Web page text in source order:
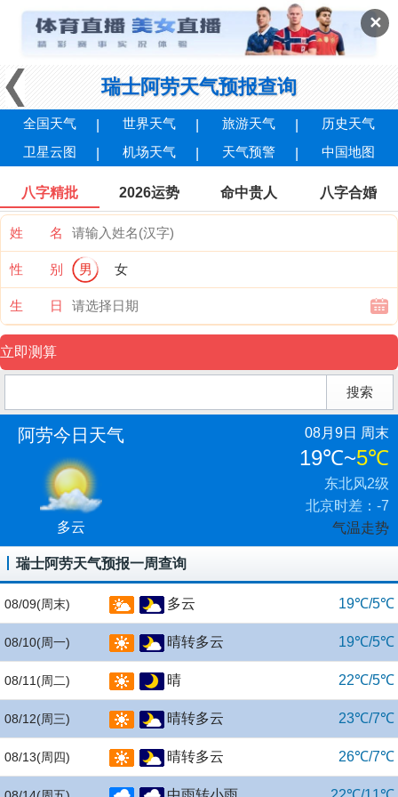
✕
瑞士阿劳天气预报查询
全国天气 世界天气 旅游天气
历史天气
卫星云图
机场天气 天气预警 中国地图
八字精批 2026运势 命中贵人 八字合婚
姓 名
性 别 男 女
生 日
阿劳今日天气
多云
08月9日 周末
19℃~5℃
东北风2级
北京时差：-7
气温走势
瑞士阿劳天气预报一周查询
08/09(周末) 多云 19℃/5℃
08/10(周一) 晴转多云 19℃/5℃
08/11 (周二) 晴 22℃/5℃
08/12(周三) 晴转多云 23℃/7℃
08/13(周四) 晴转多云 26℃/7℃